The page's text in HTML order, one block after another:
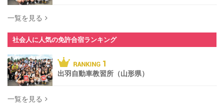
一覧を見る
社会人に人気の免許合宿ランキング
一覧を見る
出羽自動車教習所（山形県）